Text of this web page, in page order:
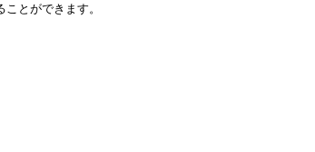
とができます。